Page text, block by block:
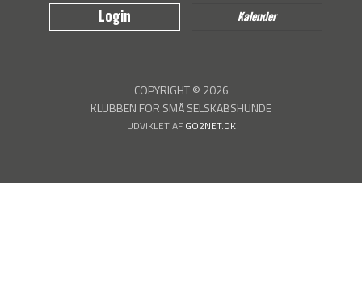
Login Kalender
COPYRIGHT © 2026
KLUBBEN FOR SMÅ SELSKABSHUNDE
UDVIKLET AF GO2NET.DK